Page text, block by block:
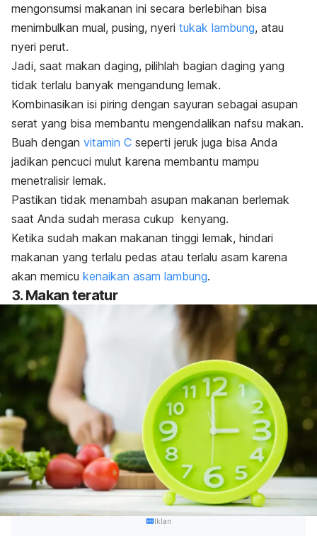
mengonsumsi makanan ini secara berlebihan bisa
menimbulkan mual, pusing, nyeri tukak lambung, atau
nyeri perut.
Jadi, saat makan daging, pilihlah bagian daging yang
tidak terlalu banyak mengandung lemak.
Kombinasikan isi piring dengan sayuran sebagai asupan
serat yang bisa membantu mengendalikan nafsu makan.
Buah dengan vitamin C seperti jeruk juga bisa Anda
jadikan pencuci mulut karena membantu mampu
menetralisir lemak.
Pastikan tidak menambah asupan makanan berlemak
saat Anda sudah merasa cukup kenyang.
Ketika sudah makan makanan tinggi lemak, hindari
makanan yang terlalu pedas atau terlalu asam karena
akan memicu kenaikan asam lambung.
3. Makan teratur
Iklan